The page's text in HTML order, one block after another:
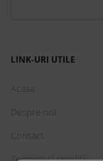
LINK-URI UTILE